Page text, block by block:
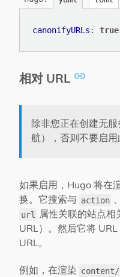
canonifyURLs : true
相对 URL
除非您正在创建无
航），否则不要启用
如果启用，Hugo 将在
换。它搜索与 action 、
url
属性关联的站点相
URL）。然后它将
URL。
例如，在渲染